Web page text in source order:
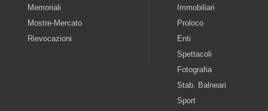
Memoriali
Mostre-Mercato
Rievocazioni
Immobiliari
Proloco
Enti
Spettacoli
Fotografia
Stab. Balneari
Sport